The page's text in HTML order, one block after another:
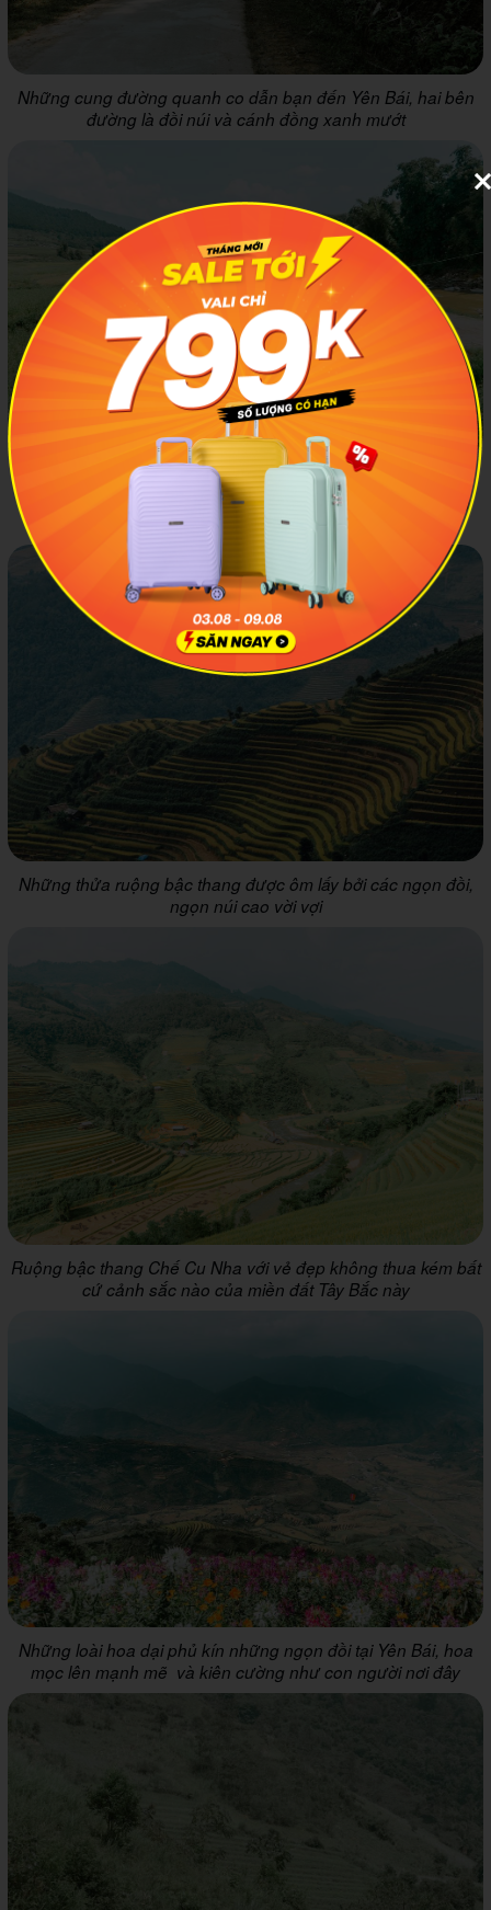
Những cung đường quanh co dẫn bạn đến Yên Bái, hai bên
đường là đồi núi và cánh đồng xanh mướt
Nghĩa Lộ đến Yên Bái bạn sẽ được chiêm ngưỡng những
cảnh quan rất yên bình, nhẹ nhàng và bầu không khí trong
lành đúng chất phố núi
Những thửa ruộng bậc thang được ôm lấy bởi các ngọn đồi,
ngọn núi cao vời vợi
Ruộng bậc thang Chế Cu Nha với vẻ đẹp không thua kém bất
cứ cảnh sắc nào của miền đất Tây Bắc này
Những loài hoa dại phủ kín những ngọn đồi tại Yên Bái, hoa
mọc lên mạnh mẽ và kiên cường như con người nơi đây